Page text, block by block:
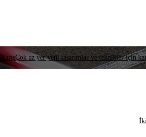
YarışÇok az yer yeni tasarımlar ve teknikler için